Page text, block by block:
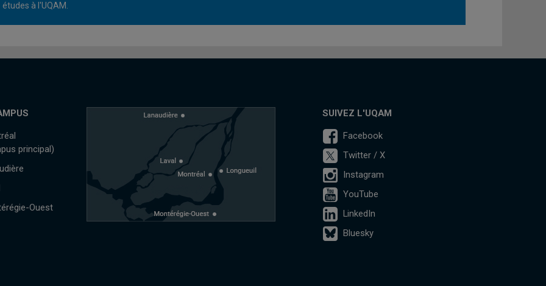
études à l'UQAM.
principal)
Ouest
SUIVEZ L'UQAM
Facebook
Twitter / X
Instagram
YouTube
LinkedIn
Bluesky